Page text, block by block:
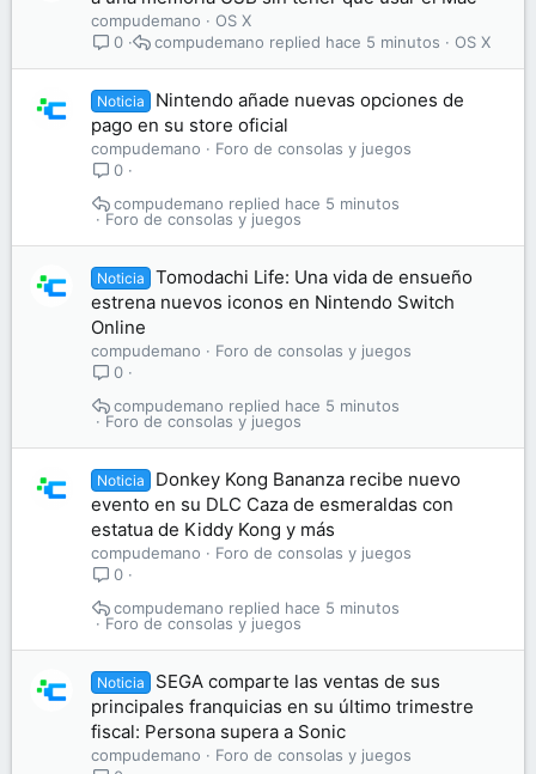
compudemano
OS X
0
OS X
hace 5 minutos
compudemano
Noticia
Nintendo añade nuevas opciones de
pago en su store oficial
compudemano
Foro de consolas y juegos
0
Foro de consolas y juegos
hace 5 minutos
compudemano
Noticia
Tomodachi Life: Una vida de ensueño
estrena nuevos iconos en Nintendo Switch
Online
compudemano
Foro de consolas y juegos
0
Foro de consolas y juegos
hace 5 minutos
compudemano
Noticia
Donkey Kong Bananza recibe nuevo
evento en su DLC Caza de esmeraldas con
estatua de Kiddy Kong y más
compudemano
Foro de consolas y juegos
0
Foro de consolas y juegos
hace 5 minutos
compudemano
Noticia
SEGA comparte las ventas de sus
principales franquicias en su último trimestre
fiscal: Persona supera a Sonic
compudemano
Foro de consolas y juegos